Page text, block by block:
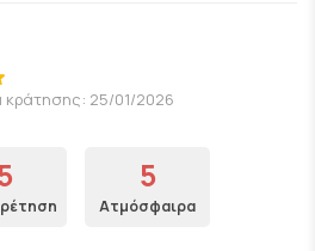
κράτησης: 25/01/2026
5
Ατμόσφαιρα